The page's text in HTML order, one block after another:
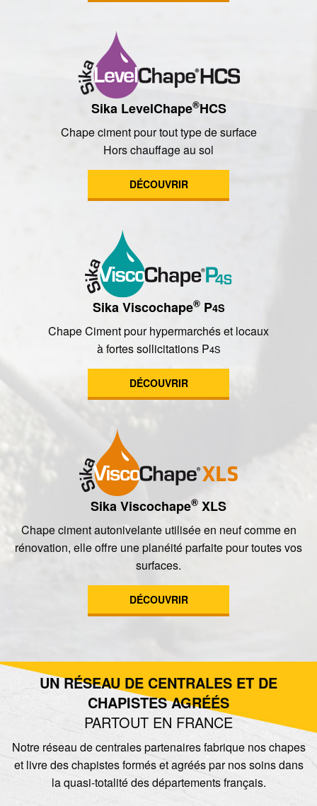
Sika LevelChape®HCS
Chape ciment pour tout type de surface
Hors chauffage au sol
DÉCOUVRIR
Sika Viscochape®P4S
Chape Ciment pour hypermarchés et locaux
à fortes sollicitations P4S
DÉCOUVRIR
Sika Viscochape® XLS
Chape ciment autonivelante utilisée en neuf comme en
rénovation, elle offre une planéité parfaite pour toutes vos
surfaces.
DÉCOUVRIR
UN RÉSEAU DE CENTRALES ET DE
CHAPISTES AGRÉÉS
PARTOUT EN FRANCE
Notre réseau de centrales partenaires fabrique nos chapes
et livre des chapistes formés et agréés par nos soins dans
la quasi-totalité des départements français.